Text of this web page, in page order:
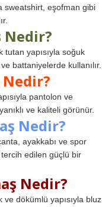
sweatshirt, eşofman gibi
Nedir?
tutan yapısıyla soğuk
battaniyelerde kullanılır.
pantolon ve
ve kaliteli görünür.
Nedir?
ayakkabı ve spor
edilen güçlü bir
Nedir?
dökümlü yapısıyla bluz